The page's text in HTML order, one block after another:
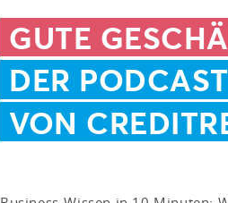
GUTE
DER PODCAST
VON